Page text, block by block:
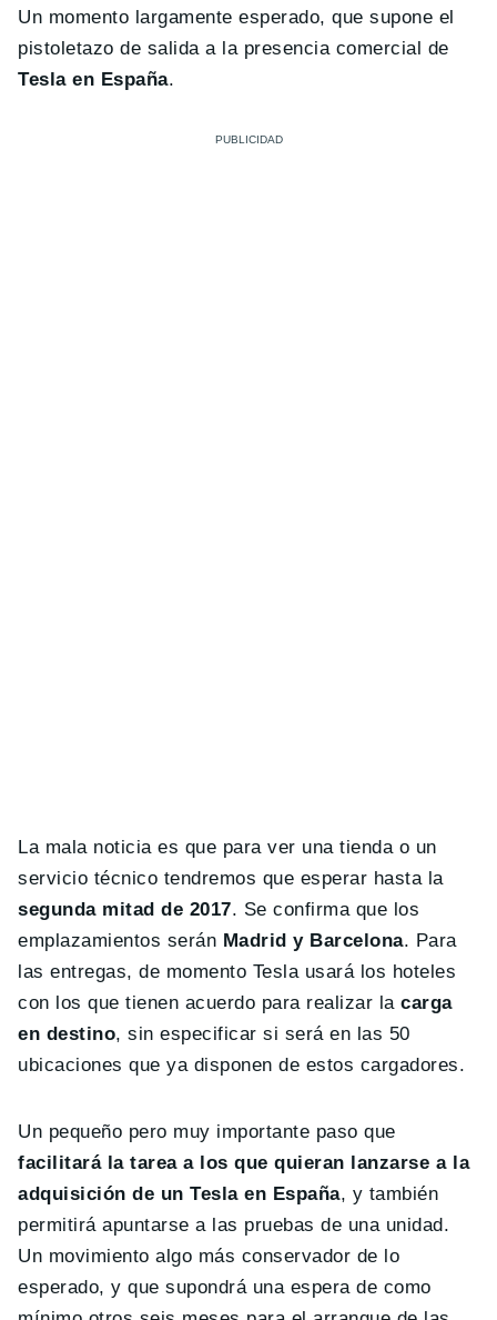
Un momento largamente esperado, que supone el
pistoletazo de salida a la presencia comercial de
Tesla en España.
La mala noticia es que para ver una tienda o un
servicio técnico tendremos que esperar hasta la
segunda mitad de 2017. Se confirma que los
emplazamientos serán Madrid y Barcelona. Para
las entregas, de momento Tesla usará los hoteles
con los que tienen acuerdo para realizar lacarga
en destino, sin especificar si será en las 50
ubicaciones que ya disponen de estos cargadores.
Un pequeño pero muy importante paso que
facilitará la tarea a los que quieran lanzarse a la
adquisición de un Tesla en España, y también
permitirá apuntarse a las pruebas de una unidad.
Un movimiento algo más conservador de lo
esperado, y que supondrá una espera de como